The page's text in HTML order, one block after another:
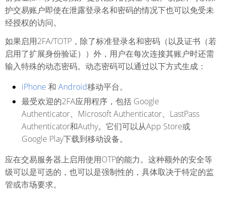
护交易账户即使在泄露登录名和密码的情况下也可以免受未
经授权的访问。
如果启用2FA/TOTP，除了标准登录名和密码（以及证书（若
启用了扩展身份验证））外，用户在每次连接其账户时还需
输入特殊的动态密码。动态密码可以通过以下方式生成：
iPhone 和 Android移动平台。
最受欢迎的2FA应用程序，包括 Google
Authenticator、Microsoft Authenticator、LastPass
Authenticator和Authy。它们可以从App Store或
Google Play下载到移动设备。
应在交易服务器上启用使用OTP的能力。这种额外的安全等
级可以是可选的，也可以是强制性的，具体取决于特定的监
管或市场要求。